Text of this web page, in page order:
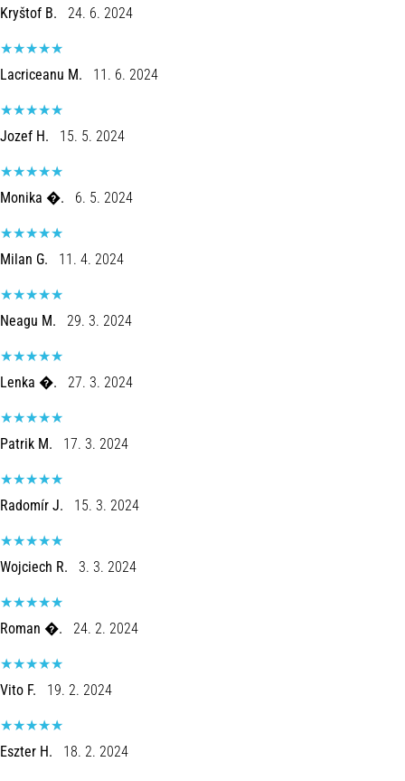
Kryštof B. 24. 6. 2024
Lacriceanu M. 11. 6. 2024
Jozef H. 15. 5. 2024
Monika �. 6. 5. 2024
Milan G. 11. 4. 2024
Neagu M. 29. 3. 2024
Lenka �. 27. 3. 2024
Patrik M. 17. 3. 2024
Radomír J. 15. 3. 2024
Wojciech R. 3. 3. 2024
Roman �. 24. 2. 2024
Vito F. 19. 2. 2024
Eszter H. 18. 2. 2024